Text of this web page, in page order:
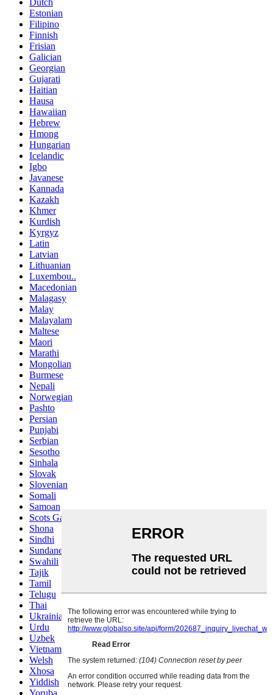
Estonian
Filipino
Finnish
Frisian
Galician
Georgian
Gujarati
Haitian
Hausa
Hawaiian
Hebrew
Hmong
Hungarian
Icelandic
Igbo
Javanese
Kannada
Kazakh
Khmer
Kurdish
Kyrgyz
Latin
Latvian
Lithuanian
Luxembou..
Macedonian
Malagasy
Malay
Malayalam
Maltese
Maori
Marathi
Mongolian
Burmese
Nepali
Norwegian
Pashto
Persian
Punjabi
Serbian
Sesotho
Sinhala
Slovak
Slovenian
Somali
Samoan
Scots Gaelic
Shona
Sindhi
Sundanese
Swahili
Tajik
Tamil
Telugu
Thai
Ukrainian
Urdu
Uzbek
Vietnamese
Welsh
Xhosa
Yiddish
Yoruba